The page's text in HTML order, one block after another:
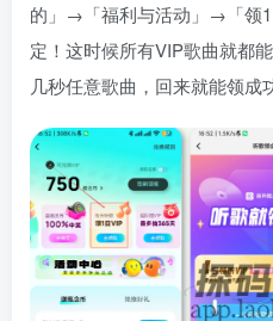
的」→「福利与活动」→「领
定！这时候所有VIP歌曲就都
几秒任意歌曲，回来就能领成